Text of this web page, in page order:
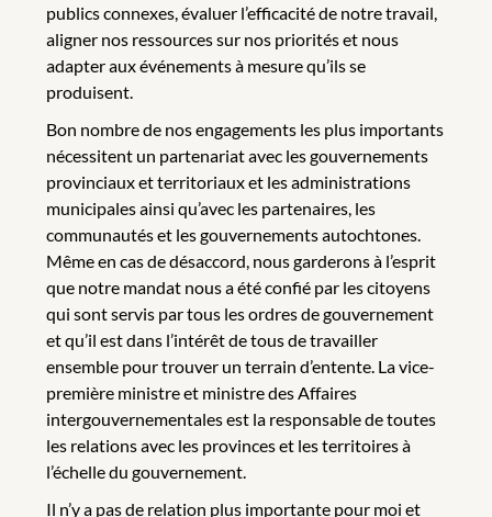
publics connexes, évaluer l’efficacité de notre travail,
aligner nos ressources sur nos priorités et nous
adapter aux événements à mesure qu’ils se
produisent.
Bon nombre de nos engagements les plus importants
nécessitent un partenariat avec les gouvernements
provinciaux et territoriaux et les administrations
municipales ainsi qu’avec les partenaires, les
communautés et les gouvernements autochtones.
Même en cas de désaccord, nous garderons à l’esprit
que notre mandat nous a été confié par les citoyens
qui sont servis par tous les ordres de gouvernement
et qu’il est dans l’intérêt de tous de travailler
ensemble pour trouver un terrain d’entente. La vice-
première ministre et ministre des Affaires
intergouvernementales est la responsable de toutes
les relations avec les provinces et les territoires à
l’échelle du gouvernement.
Il n’y a pas de relation plus importante pour moi et